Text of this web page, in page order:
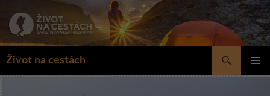
obsahu
Život na cestách
Hledat